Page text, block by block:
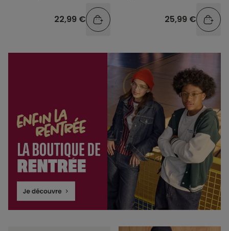
22,99 € 25,99 €